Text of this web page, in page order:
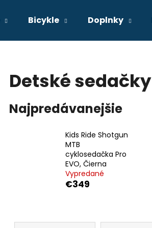
Bicykle Doplnky
Detské sedačky
Najpredávanejšie
Kids Ride Shotgun
MTB
cyklosedačka Pro
EVO, Čierna
Vypredané
€349
R
Odporúčame